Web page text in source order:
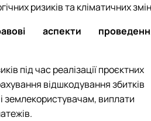
ризиків та кліматичних
аспекти
під час реалізації проєктних
відшкодування збитків
землекористувачам, виплати